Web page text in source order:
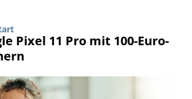
Pixel 11 Pro mit 100-Euro-